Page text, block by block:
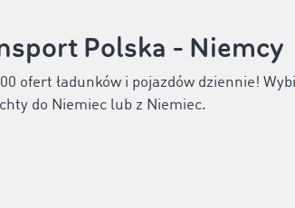
Polska - Niemcy
ofert ładunków i pojazdów dziennie!
do Niemiec lub z Niemiec.